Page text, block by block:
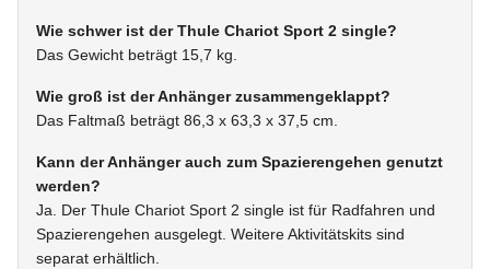
Wie schwer ist der Thule Chariot Sport 2 single?
Das Gewicht beträgt 15,7 kg.
Wie groß ist der Anhänger zusammengeklappt?
Das Faltmaß beträgt 86,3 x 63,3 x 37,5 cm.
Kann der Anhänger auch zum Spazierengehen genutzt
werden?
Ja. Der Thule Chariot Sport 2 single ist für Radfahren und
Spazierengehen ausgelegt. Weitere Aktivitätskits sind
separat erhältlich.